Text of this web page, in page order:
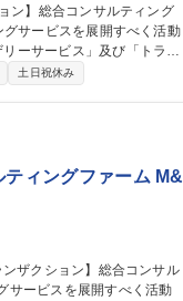
ーサービス」及び「トラン
ューディリジェンストラ
土日祝休み
ィングファーム M&